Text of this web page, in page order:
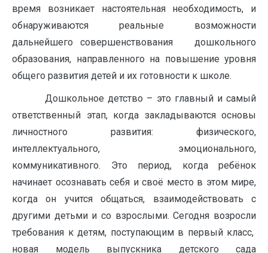
время возникает настоятельная необходимость, и
обнаруживаются реальные возможности
дальнейшего совершенствования дошкольного
образования, направленного на повышение уровня
общего развития детей и их готовности к школе.
Дошкольное детство – это главный и самый
ответственный этап, когда закладываются основы
личностного развития: физического,
интеллектуального, эмоционального,
коммуникативного. Это период, когда ребёнок
начинает осознавать себя и своё место в этом мире,
когда он учится общаться, взаимодействовать с
другими детьми и со взрослыми. Сегодня возросли
требования к детям, поступающим в первый класс,
новая модель выпускника детского сада